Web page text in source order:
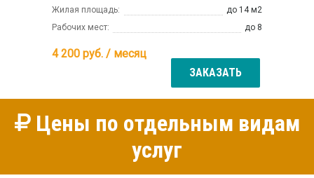
Жилая площадь:
до 14 м2
Рабочих мест:
до 8
4 200 руб. / месяц
ЗАКАЗАТЬ
Цены по отдельным видам
услуг